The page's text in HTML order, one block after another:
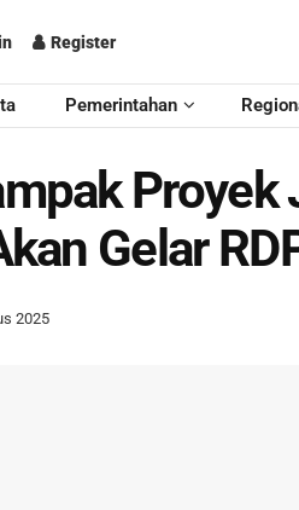
Register
Pemerintahan
Proyek
Gelar
2025